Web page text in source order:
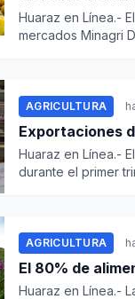
Huaraz en Línea.-
mercados Minagri
AGRICULTURA
Exportaciones
Huaraz en Línea.-
durante el primer
AGRICULTURA
El 80% de
Huaraz en Línea.-